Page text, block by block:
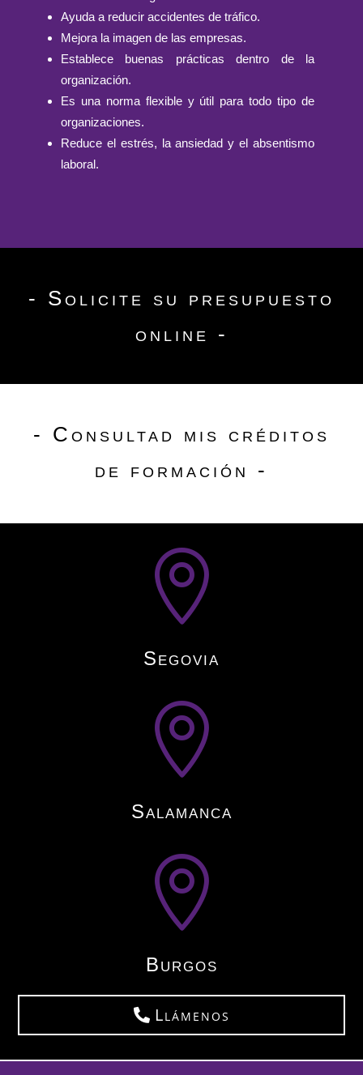
Ayuda a reducir accidentes de tráfico.
Mejora la imagen de las empresas.
Establece buenas prácticas dentro de la
organización.
Es una norma flexible y útil para todo tipo de
organizaciones.
Reduce el estrés, la ansiedad y el absentismo
laboral.
- Solicite su presupuesto
online -
- Consultad mis créditos
de formación -

Segovia

Salamanca

Burgos
Llámenos